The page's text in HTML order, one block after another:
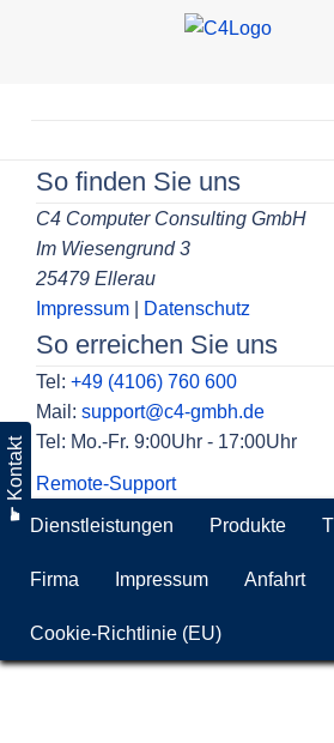
☛ Kontakt
So finden Sie uns
C4 Computer Consulting GmbH
Im Wiesengrund 3
25479 Ellerau
Impressum
Datenschutz
So erreichen Sie uns
Tel: +49 (4106) 760 600
Mail: support@c4-gmbh.de
Tel: Mo.-Fr. 9:00Uhr - 17:00Uhr
Remote-Support
Dienstleistungen Produkte
Firma Impressum Anfahrt
Cookie-Richtlinie (EU)